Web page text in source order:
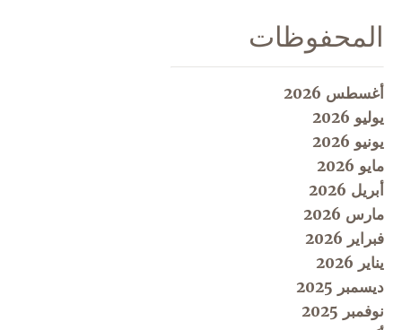
المحفوظات
أغسطس 2026
يوليو 2026
يونيو 2026
مايو 2026
أبريل 2026
مارس 2026
فبراير 2026
يناير 2026
ديسمبر 2025
نوفمبر 2025